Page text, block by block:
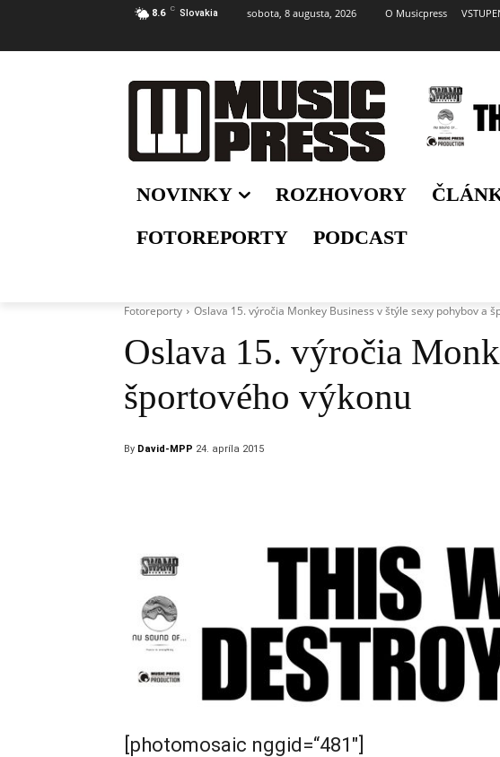
8.6 C Slovakia sobota, 8 augusta, 2026 O Musicpress
NOVINKY ROZHOVORY
FOTOREPORTY
PODCAST
Fotoreporty Oslava 15. výročia Monkey Business v štýle sexy pohybov a
Oslava 15. výročia
športového výkonu
By David-MPP 24. apríla 2015
[photomosaic nggid=“481″]